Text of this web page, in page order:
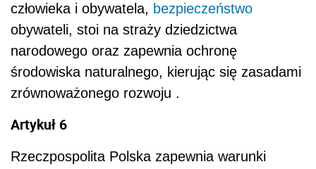
człowieka i obywatela, bezpieczeństwo
obywateli, stoi na straży dziedzictwa
narodowego oraz zapewnia ochronę
środowiska naturalnego, kierując się zasadami
zrównoważonego rozwoju .
Artykuł 6
Rzeczpospolita Polska zapewnia warunki